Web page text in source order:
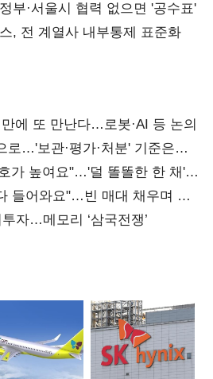
부·서울시 협력 없으면 '공수표'
, 전 계열사 내부통제 표준화
에 또 만난다…로봇·AI 등 논의
로…'보관·평가·처분' 기준은
가 높여요"…'덜 똘똘한 한 채'
들어와요"…빈 매대 채우며 문
자…메모리 ‘삼국전쟁’